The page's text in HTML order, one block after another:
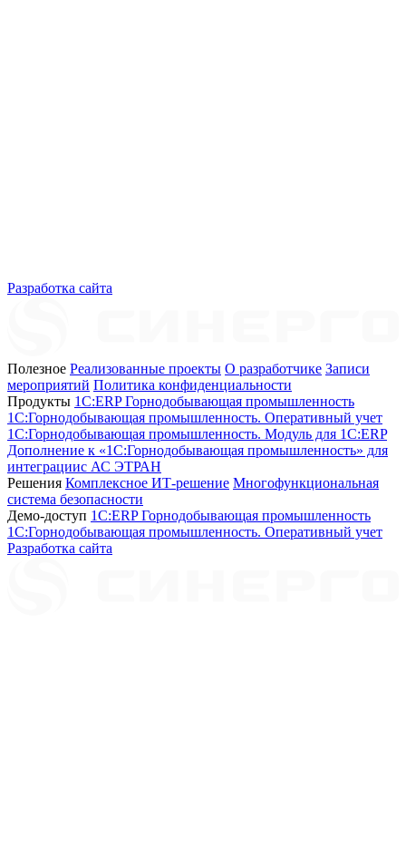
Разработка сайта
Полезное Реализованные проекты О разработчике Записи
мероприятий Политика конфиденциальности
Продукты 1C:ERP Горнодобывающая промышленность
1C:Горнодобывающая промышленность. Оперативный учет
1C:Горнодобывающая промышленность. Модуль для 1С:ERP
Дополнение к «1С:Горнодобывающая промышленность» для
интеграциис АС ЭТРАН
Решения Комплексное ИТ-решение Многофункциональная
система безопасности
Демо-доступ 1С:ERP Горнодобывающая промышленность
1С:Горнодобывающая промышленность. Оперативный учет
Разработка сайта